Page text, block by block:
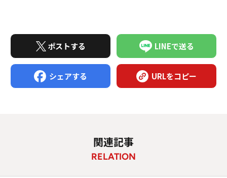
ポストする LINEで送る
シェアする URLをコピー
関連記事
RELATION